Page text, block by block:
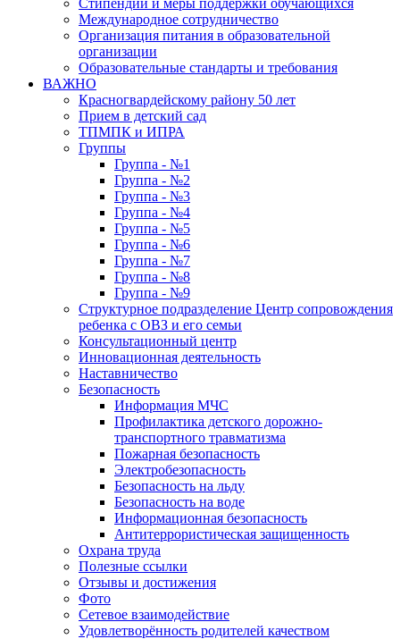
Стипендии и меры поддержки обучающихся
Международное сотрудничество
Организация питания в образовательной
организации
Образовательные стандарты и требования
ВАЖНО
Красногвардейскому району 50 лет
Прием в детский сад
ТПМПК и ИПРА
Группы
Группа - №1
Группа - №2
Группа - №3
Группа - №4
Группа - №5
Группа - №6
Группа - №7
Группа - №8
Группа - №9
Структурное подразделение Центр сопровождения
ребенка с ОВЗ и его семьи
Консультационный центр
Инновационная деятельность
Наставничество
Безопасность
Информация МЧС
Профилактика детского дорожно-
транспортного травматизма
Пожарная безопасность
Электробезопасность
Безопасность на льду
Безопасность на воде
Информационная безопасность
Антитеррористическая защищенность
Охрана труда
Полезные ссылки
Отзывы и достижения
Фото
Сетевое взаимодействие
Удовлетворённость родителей качеством